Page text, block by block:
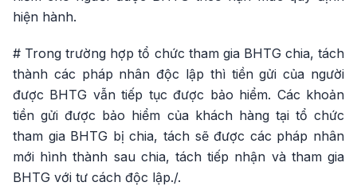
hiện hành.
# Trong trường hợp tổ chức tham gia BHTG chia, tách
thành các pháp nhân độc lập thì tiền gửi của người
được BHTG vẫn tiếp tục được bảo hiểm. Các khoản
tiền gửi được bảo hiểm của khách hàng tại tổ chức
tham gia BHTG bị chia, tách sẽ được các pháp nhân
mới hình thành sau chia, tách tiếp nhận và tham gia
BHTG với tư cách độc lập./.